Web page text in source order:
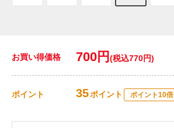
お買い得価格 700円 (税込770円)
ポイント 35ポイント ポイント10倍